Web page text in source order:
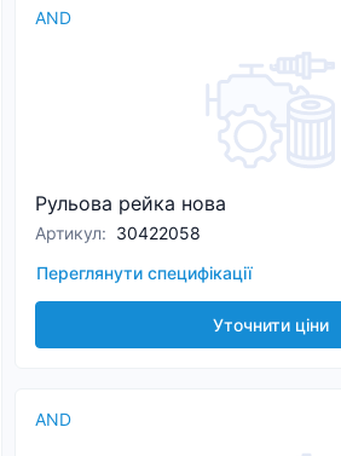
AND
Рульова рейка нова
Артикул: 30422058
Переглянути специфікації
Уточнити ціни
AND